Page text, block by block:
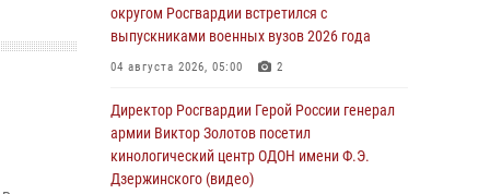
Санкт-Петербурге (видео)
07 августа 2026, 11:34 3 1
основам взрывобезопасности
07 августа 2026, 11:33
Рэпер ST посетил раненых росгвардейцев в
округом Росгвардии встретился с
выпускниками военных вузов 2026 года
04 августа 2026, 05:00 2
Директор Росгвардии Герой России генерал
армии Виктор Золотов посетил
кинологический центр ОДОН имени Ф.Э.
Дзержинского (видео)